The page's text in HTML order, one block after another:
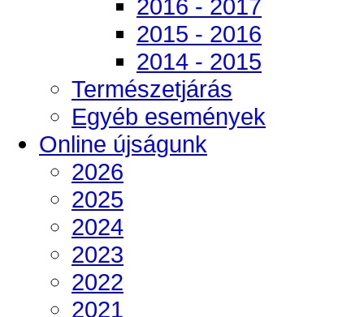
2016 - 2017
2015 - 2016
2014 - 2015
Természetjárás
Egyéb események
Online újságunk
2026
2025
2024
2023
2022
2021